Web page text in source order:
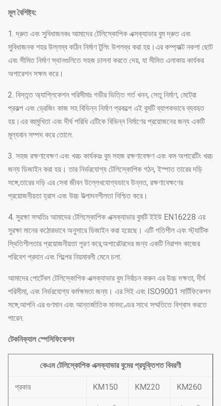
মূল বৈশিষ্ট্য:
1. দ্রুত এবং সুবিধাজনকঃ আমাদের টেলিস্কোপিক এক্সক্যাভার বুম দ্রুত এবং
সুবিধাজনক শহর উল্লম্ব কঠিন নির্মাণ টুলিং উপলব্ধ করা হয়।এর কম্প্যাক্ট নকশা ছোট
এবং সীমিত নির্মাণ স্থানগুলিতে সহজ চালনা করতে দেয়, যা সীমিত এলাকায় কার্যকর
অপারেশন সক্ষম করে।
2. বিস্তৃত অ্যাপ্লিকেশন পরিসীমাঃ গভীর ভিত্তি গর্ত খনন, সেতু নির্মাণ, মেট্রো
প্রকল্প এবং ড্রেজিং কাজ সহ বিভিন্ন নির্মাণ প্রকল্পে এই বুমটি ব্যাপকভাবে ব্যবহৃত
হয়।এর বহুমুখিতা এবং দীর্ঘ পরিধি এটিকে বিভিন্ন নির্মাণের প্রয়োজনের জন্য একটি
মূল্যবান সম্পদ করে তোলে.
3. সহজ রক্ষণাবেক্ষণ এবং খরচ কার্যকরঃ বুম সহজ রক্ষণাবেক্ষণ এবং কম অপারেটিং খরচ
জন্য ডিজাইন করা হয়। তার নির্ভরযোগ্য টেলিস্কোপিক গঠন, ইস্পাত তারের দড়ি
সঙ্গে,তারের দড়ি এর সেবা জীবন উল্লেখযোগ্যভাবে উন্নত, রক্ষণাবেক্ষণের
প্রয়োজনীয়তা হ্রাস এবং উচ্চ উত্পাদনশীলতা নিশ্চিত করে।
4. সুরক্ষা সম্মতিঃ আমাদের টেলিস্কোপিক এক্সক্যাভার বুমটি ইইউ EN16228 এর
সুরক্ষা মানের কঠোরভাবে অনুসারে ডিজাইন করা হয়েছে। এটি গতিশীল এবং স্ট্যাটিক
স্থিতিশীলতার প্রয়োজনীয়তা পূরণ করে,অপারেটরদের জন্য একটি নিরাপদ কাজের
পরিবেশ প্রদান এবং শিল্পের নিয়মাবলী মেনে চলা.
আমাদের পোর্টেবল টেলিস্কোপিক এক্সক্যাভার বুম নির্বাচন করুন এর উচ্চ দক্ষতা, দীর্ঘ
পরিসীমা, এবং নির্ভরযোগ্য কর্মক্ষমতা জন্য। এর সিই এবং ISO9001 সার্টিফিকেশন
সঙ্গে,আপনি এর গুণমান এবং আন্তর্জাতিক মানদণ্ডের সাথে সম্মতিতে বিশ্বাস করতে
পারেন.
টেকনিক্যাল স্পেসিফিকেশন
কেএম টেলিস্কোপিক এক্সক্যাভার বুমের প্রযুক্তিগত বিবরণী
প্রকার KM150 KM220 KM260